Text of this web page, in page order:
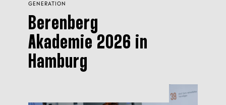
GENERATION
Berenberg
Akademie 2026 in
Hamburg